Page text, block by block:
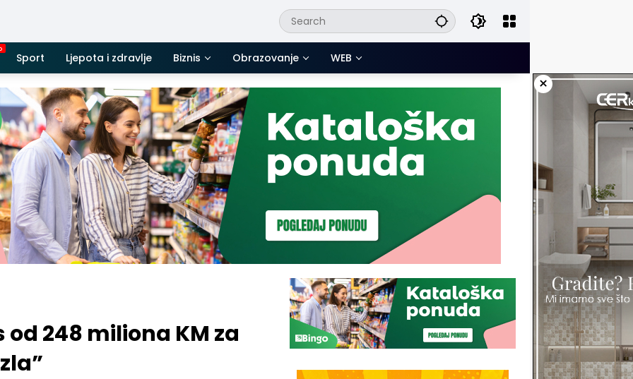
Sport Ljepota i zdravlje Biznis Obrazovanje WEB
×
248 miliona KM za